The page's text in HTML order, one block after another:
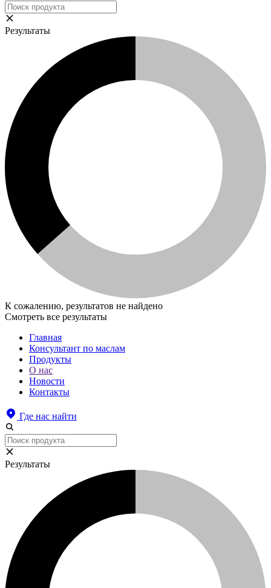
Результаты
К сожалению, результатов не найдено
Смотреть все результаты
Главная
Консультант по маслам
Продукты
О нас
Новости
Контакты
Где нас найти
Результаты